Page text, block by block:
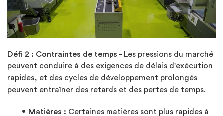
Défi 2 : Contraintes de temps - Les pressions du marché
peuvent conduire à des exigences de délais d'exécution
rapides, et des cycles de développement prolongés
peuvent entraîner des retards et des pertes de temps.
Matières : Certaines matières sont plus rapides à